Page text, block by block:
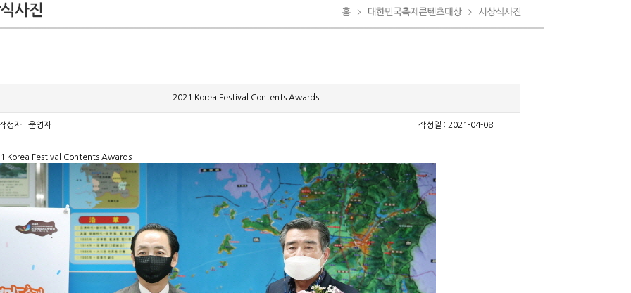
2021 Korea Festival Contents Awards
성자 : 운영자 작성일 : 2021-04-08
Korea Festival Contents Awards